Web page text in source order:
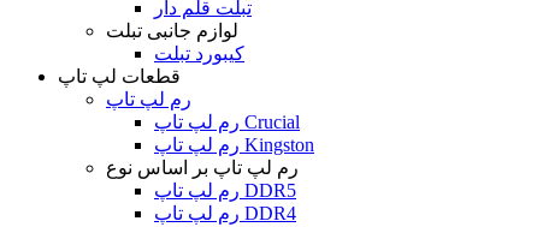
تبلت قلم دار
لوازم جانبی تبلت
کیبورد تبلت
قطعات لپ تاپ
رم لپ تاپ
رم لپ تاپ Crucial
رم لپ تاپ Kingston
رم لپ تاپ بر اساس نوع
رم لپ تاپ DDR5
رم لپ تاپ DDR4